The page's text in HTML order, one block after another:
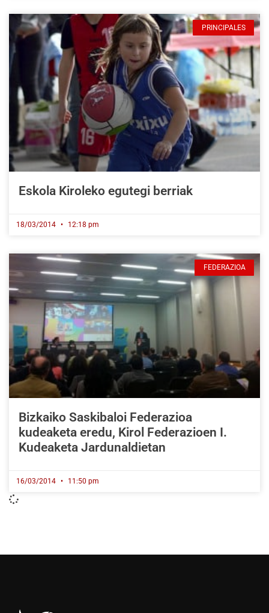
PRINCIPALES
Eskola Kiroleko egutegi berriak
18/03/2014 12:18 pm
FEDERAZIOA
Bizkaiko Saskibaloi Federazioa
kudeaketa eredu, Kirol Federazioen I.
Kudeaketa Jardunaldietan
16/03/2014 11:50 pm